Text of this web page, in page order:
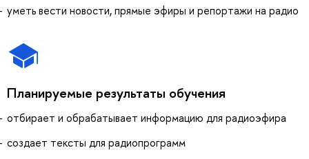
уметь вести новости, прямые эфиры и репортажи на радио
Планируемые результаты обучения
отбирает и обрабатывает информацию для радиоэфира
создает тексты для радиопрограмм